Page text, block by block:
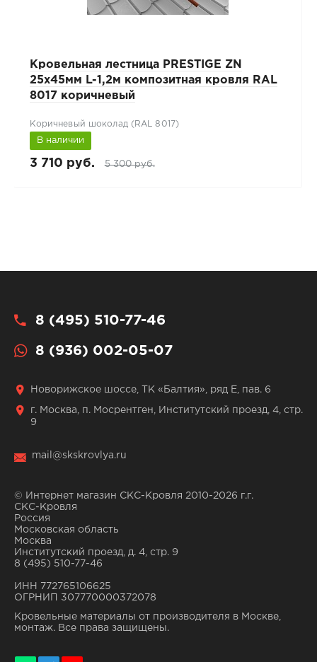
Кровельная лестница PRESTIGE ZN
25x45мм L-1,2м композитная кровля RAL
8017 коричневый
Коричневый шоколад (RAL 8017)
В наличии
3 710 руб. 5 300 руб.
8 (495) 510-77-46
8 (936) 002-05-07
Новорижское шоссе, ТК «Балтия», ряд Е, пав. 6
г. Москва, п. Мосрентген, Институтский проезд, 4, стр.
9
mail@skskrovlya.ru
© Интернет магазин СКС-Кровля 2010-2026 г.г.
СКС-Кровля
Россия
Московская область
Москва
Институтский проезд, д. 4, стр. 9
8 (495) 510-77-46
ИНН 772765106625
ОГРНИП 307770000372078
Кровельные материалы от производителя в Москве,
монтаж. Все права защищены.